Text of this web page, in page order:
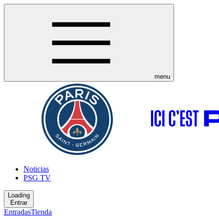
menu
Noticias
PSG TV
Loading
Entrar
EntradasTienda